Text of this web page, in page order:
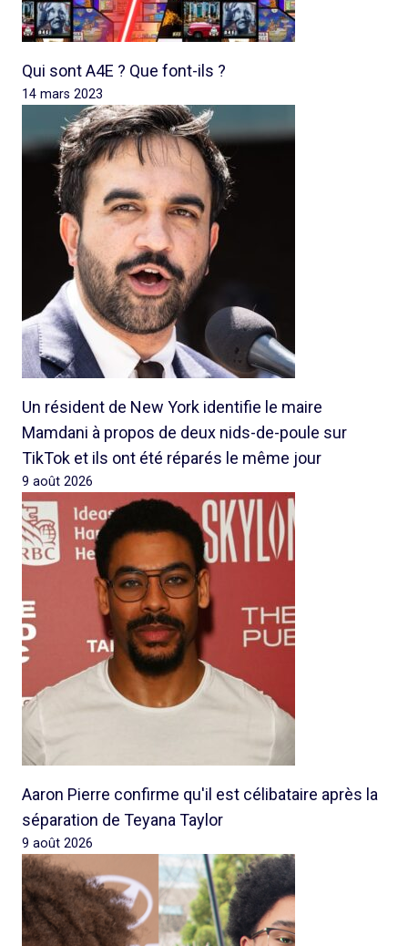
Qui sont A4E ? Que font-ils ?
14 mars 2023
Un résident de New York identifie le maire
Mamdani à propos de deux nids-de-poule sur
TikTok et ils ont été réparés le même jour
9 août 2026
Aaron Pierre confirme qu'il est célibataire après la
séparation de Teyana Taylor
9 août 2026